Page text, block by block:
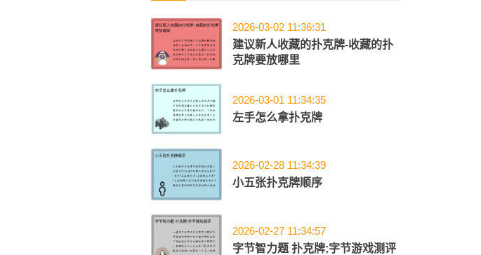
2026-03-02 11:36:31
建议新人收藏的扑克牌-收藏的扑
克牌要放哪里
2026-03-01 11:34:35
左手怎么拿扑克牌
2026-02-28 11:34:39
小五张扑克牌顺序
2026-02-27 11:34:57
字节智力题 扑克牌;字节游戏测评